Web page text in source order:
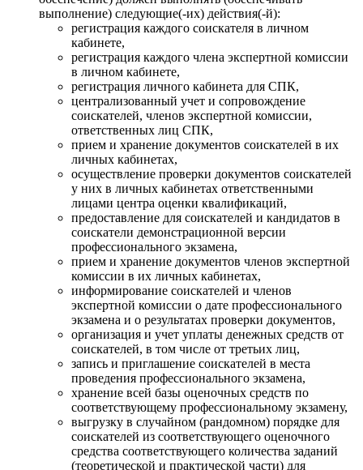
выполнение) следующие(-их) действия(-й):
регистрация каждого соискателя в личном
кабинете,
регистрация каждого члена экспертной комиссии
в личном кабинете,
регистрация личного кабинета для СПК,
централизованный учет и сопровождение
соискателей, членов экспертной комиссии,
ответственных лиц СПК,
прием и хранение документов соискателей в их
личных кабинетах,
осуществление проверки документов соискателей
у них в личных кабинетах ответственными
лицами центра оценки квалификаций,
предоставление для соискателей и кандидатов в
соискатели демонстрационной версии
профессионального экзамена,
прием и хранение документов членов экспертной
комиссии в их личных кабинетах,
информирование соискателей и членов
экспертной комиссии о дате профессионального
экзамена и о результатах проверки документов,
организация и учет уплаты денежных средств от
соискателей, в том числе от третьих лиц,
запись и приглашение соискателей в места
проведения профессионального экзамена,
хранение всей базы оценочных средств по
соответствующему профессиональному экзамену,
выгрузку в случайном (рандомном) порядке для
соискателей из соответствующего оценочного
средства соответствующего количества заданий
(теоретической и практической части) для